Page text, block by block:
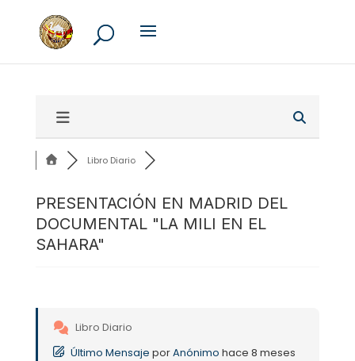
Libro Diario
PRESENTACIÓN EN MADRID DEL
DOCUMENTAL "LA MILI EN EL
SAHARA"
Libro Diario
Último Mensaje porAnónimo hace 8 meses